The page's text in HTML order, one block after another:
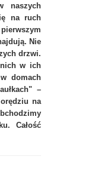
naszych
na ruch
Nie
drzwi.
w ich
domach
–
na
Całość